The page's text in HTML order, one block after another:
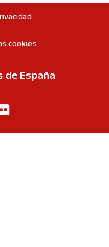
cookies
España